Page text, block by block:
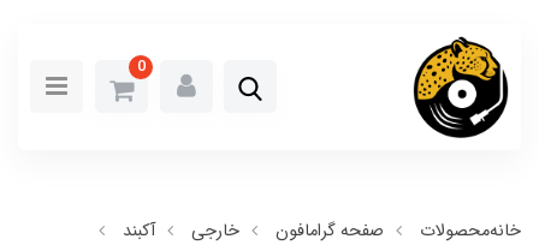
0
خانهمحصولات صفحه گرامافون خارجی
آکبند